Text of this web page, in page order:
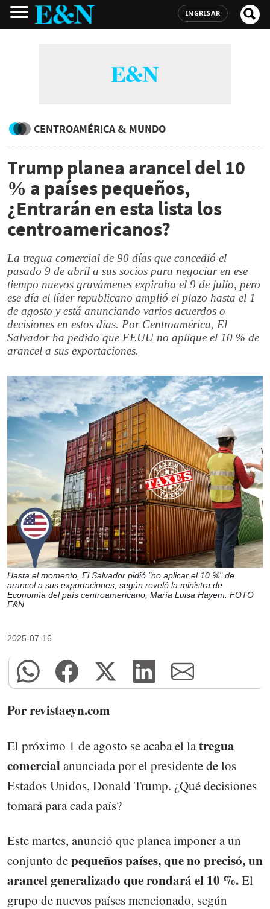
INGRESAR
CENTROAMÉRICA & MUNDO
Trump planea arancel del 10
% a países pequeños,
¿Entrarán en esta lista los
centroamericanos?
La tregua comercial de 90 días que concedió el
pasado 9 de abril a sus socios para negociar en ese
tiempo nuevos gravámenes expiraba el 9 de julio, pero
ese día el líder republicano amplió el plazo hasta el 1
de agosto y está anunciando varios acuerdos o
decisiones en estos días. Por Centroamérica, El
Salvador ha pedido que EEUU no aplique el 10 % de
arancel a sus exportaciones.
Hasta el momento, El Salvador pidió "no aplicar el 10 %" de
arancel a sus exportaciones, según reveló la ministra de
Economía del país centroamericano, María Luisa Hayem. FOTO
E&N
2025-07-16
Por revistaeyn.com
El próximo 1 de agosto se acaba el latregua
comercialanunciada por el presidente de los
Estados Unidos, Donald Trump. ¿Qué decisiones
tomará para cada país?
Este martes, anunció que planea imponer a un
conjunto depequeños países, que no precisó, un
arancel generalizado que rondará el 10 %.El
grupo de nuevos países mencionado, según